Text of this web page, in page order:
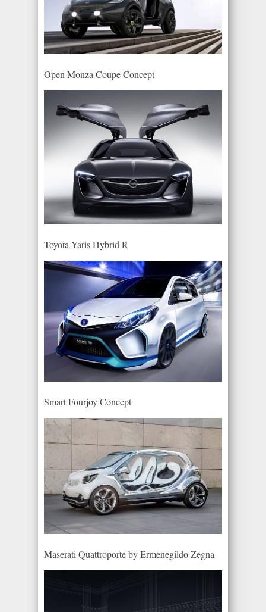
Open Monza Coupe Concept
Toyota Yaris Hybrid R
Smart Fourjoy Concept
Maserati Quattroporte by Ermenegildo Zegna